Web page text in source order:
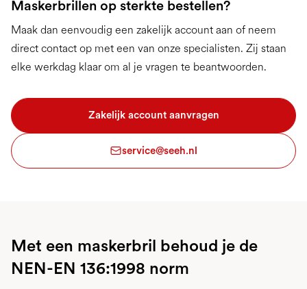
Maskerbrillen op sterkte bestellen?
Maak dan eenvoudig een zakelijk account aan of neem
direct contact op met een van onze specialisten. Zij staan
elke werkdag klaar om al je vragen te beantwoorden.
Zakelijk account aanvragen
service@seeh.nl
Met een maskerbril behoud je de
NEN-EN 136:1998 norm